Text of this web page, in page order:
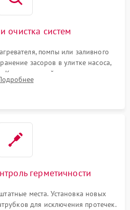
очистка систем
помпы или заливного
засоров в улитке насоса,
Компонентный ремонт платы
поврежденной проводки.
герметичности
места. Установка новых
для исключения протечек.